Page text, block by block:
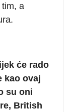
a
će rado
kao ovaj
su oni
British